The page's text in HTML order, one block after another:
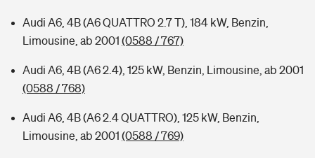
Audi A6, 4B (A6 QUATTRO 2.7 T), 184 kW, Benzin,
Limousine, ab 2001 (0588 / 767)
Audi A6, 4B (A6 2.4), 125 kW, Benzin, Limousine, ab 2001
(0588 / 768)
Audi A6, 4B (A6 2.4 QUATTRO), 125 kW, Benzin,
Limousine, ab 2001 (0588 / 769)